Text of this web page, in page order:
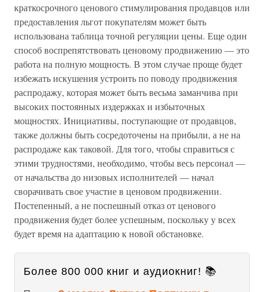
краткосрочного ценового стимулирования продавцов или
предоставления льгот покупателям может быть
использована таблица точной регуляции цены. Еще один
способ воспрепятствовать ценовому продвижению — это
работа на полную мощность. В этом случае проще будет
избежать искушения устроить по поводу продвижения
распродажу, которая может быть весьма заманчива при
высоких постоянных издержках и избыточных
мощностях. Инициативы, поступающие от продавцов,
также должны быть сосредоточены на прибыли, а не на
распродаже как таковой. Для того, чтобы справиться с
этими трудностями, необходимо, чтобы весь персонал —
от начальства до низовых исполнителей — начал
сворачивать свое участие в ценовом продвижении.
Постепенный, а не поспешный отказ от ценового
продвижения будет более успешным, поскольку у всех
будет время на адаптацию к новой обстановке.
Более 800 000 книг и аудиокниг! 📚